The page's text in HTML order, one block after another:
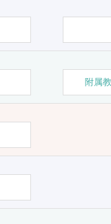
附属